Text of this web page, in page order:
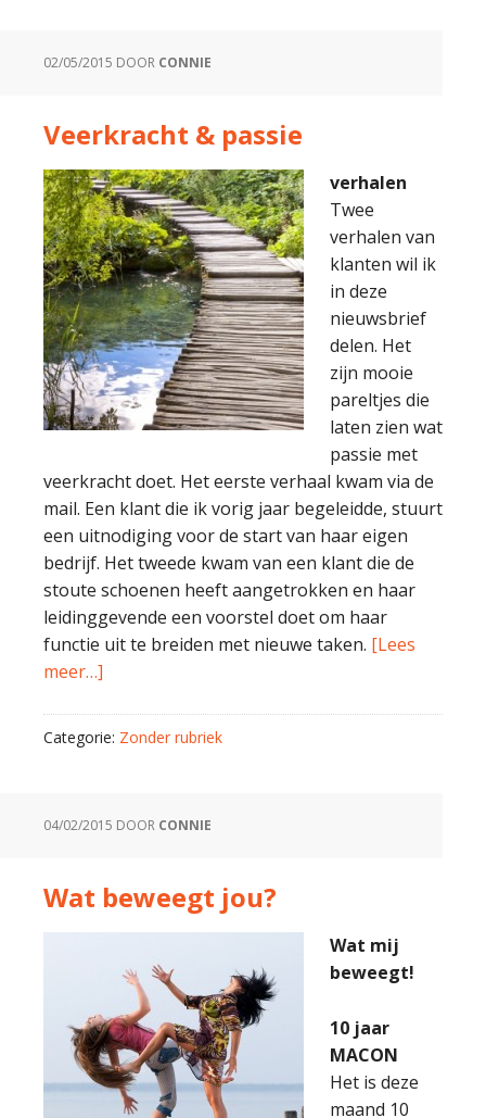
02/05/2015 DOOR CONNIE
Veerkracht & passie
verhalen
Twee
verhalen van
klanten wil ik
in deze
nieuwsbrief
delen. Het
zijn mooie
pareltjes die
laten zien wat
passie met
veerkracht doet. Het eerste verhaal kwam via de
mail. Een klant die ik vorig jaar begeleidde, stuurt
een uitnodiging voor de start van haar eigen
bedrijf. Het tweede kwam van een klant die de
stoute schoenen heeft aangetrokken en haar
leidinggevende een voorstel doet om haar
functie uit te breiden met nieuwe taken. [Lees
meer…]
Categorie: Zonder rubriek
04/02/2015 DOOR CONNIE
Wat beweegt jou?
Wat mij
beweegt!
10 jaar
MACON
Het is deze
maand 10